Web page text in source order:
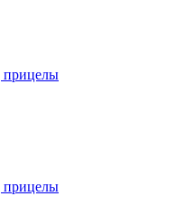
прицелы
прицелы